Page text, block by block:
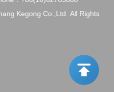
Kegong Co.,Ltd All Rights